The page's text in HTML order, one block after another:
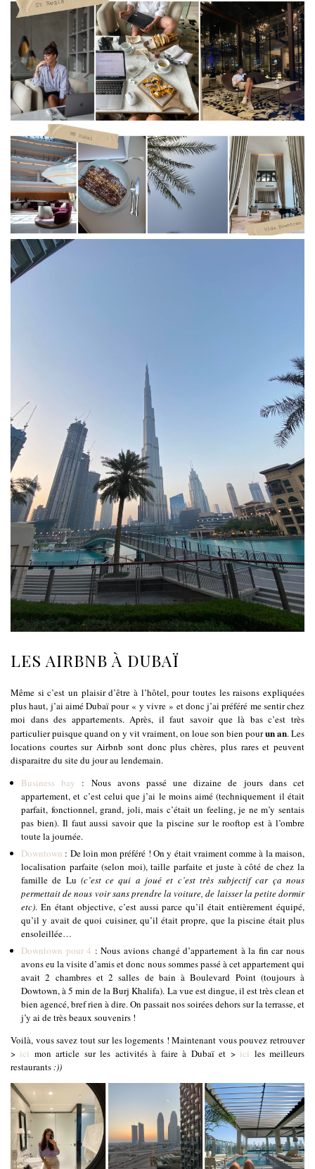
LES AIRBNB À DUBAÏ
Même si c’est un plaisir d’être à l’hôtel, pour toutes les raisons expliquées
plus haut, j’ai aimé Dubaï pour « y vivre » et donc j’ai préféré me sentir chez
moi dans des appartements. Après, il faut savoir que là bas c’est très
particulier puisque quand on y vit vraiment, on loue son bien pourun an. Les
locations courtes sur Airbnb sont donc plus chères, plus rares et peuvent
disparaitre du site du jour au lendemain.
Business bay : Nous avons passé une dizaine de jours dans cet
appartement, et c’est celui que j’ai le moins aimé (techniquement il était
parfait, fonctionnel, grand, joli, mais c’était un feeling, je ne m’y sentais
pas bien). Il faut aussi savoir que la piscine sur le rooftop est à l’ombre
toute la journée.
Downtown : De loin mon préféré ! On y était vraiment comme à la maison,
localisation parfaite (selon moi), taille parfaite et juste à côté de chez la
famille de Lu (c’est ce qui a joué et c’est très subjectif car ça nous
permettait de nous voir sans prendre la voiture, de laisser la petite dormir
etc). En étant objective, c’est aussi parce qu’il était entièrement équipé,
qu’il y avait de quoi cuisiner, qu’il était propre, que la piscine était plus
ensoleillée…
Downtown pour 4 : Nous avions changé d’appartement à la fin car nous
avons eu la visite d’amis et donc nous sommes passé à cet appartement qui
avait 2 chambres et 2 salles de bain à Boulevard Point (toujours à
Dowtown, à 5 min de la Burj Khalifa). La vue est dingue, il est très clean et
bien agencé, bref rien à dire. On passait nos soirées dehors sur la terrasse, et
j’y ai de très beaux souvenirs !
Voilà, vous savez tout sur les logements ! Maintenant vous pouvez retrouver
> ici mon article sur les activités à faire à Dubaï et > ici les meilleurs
restaurants:))